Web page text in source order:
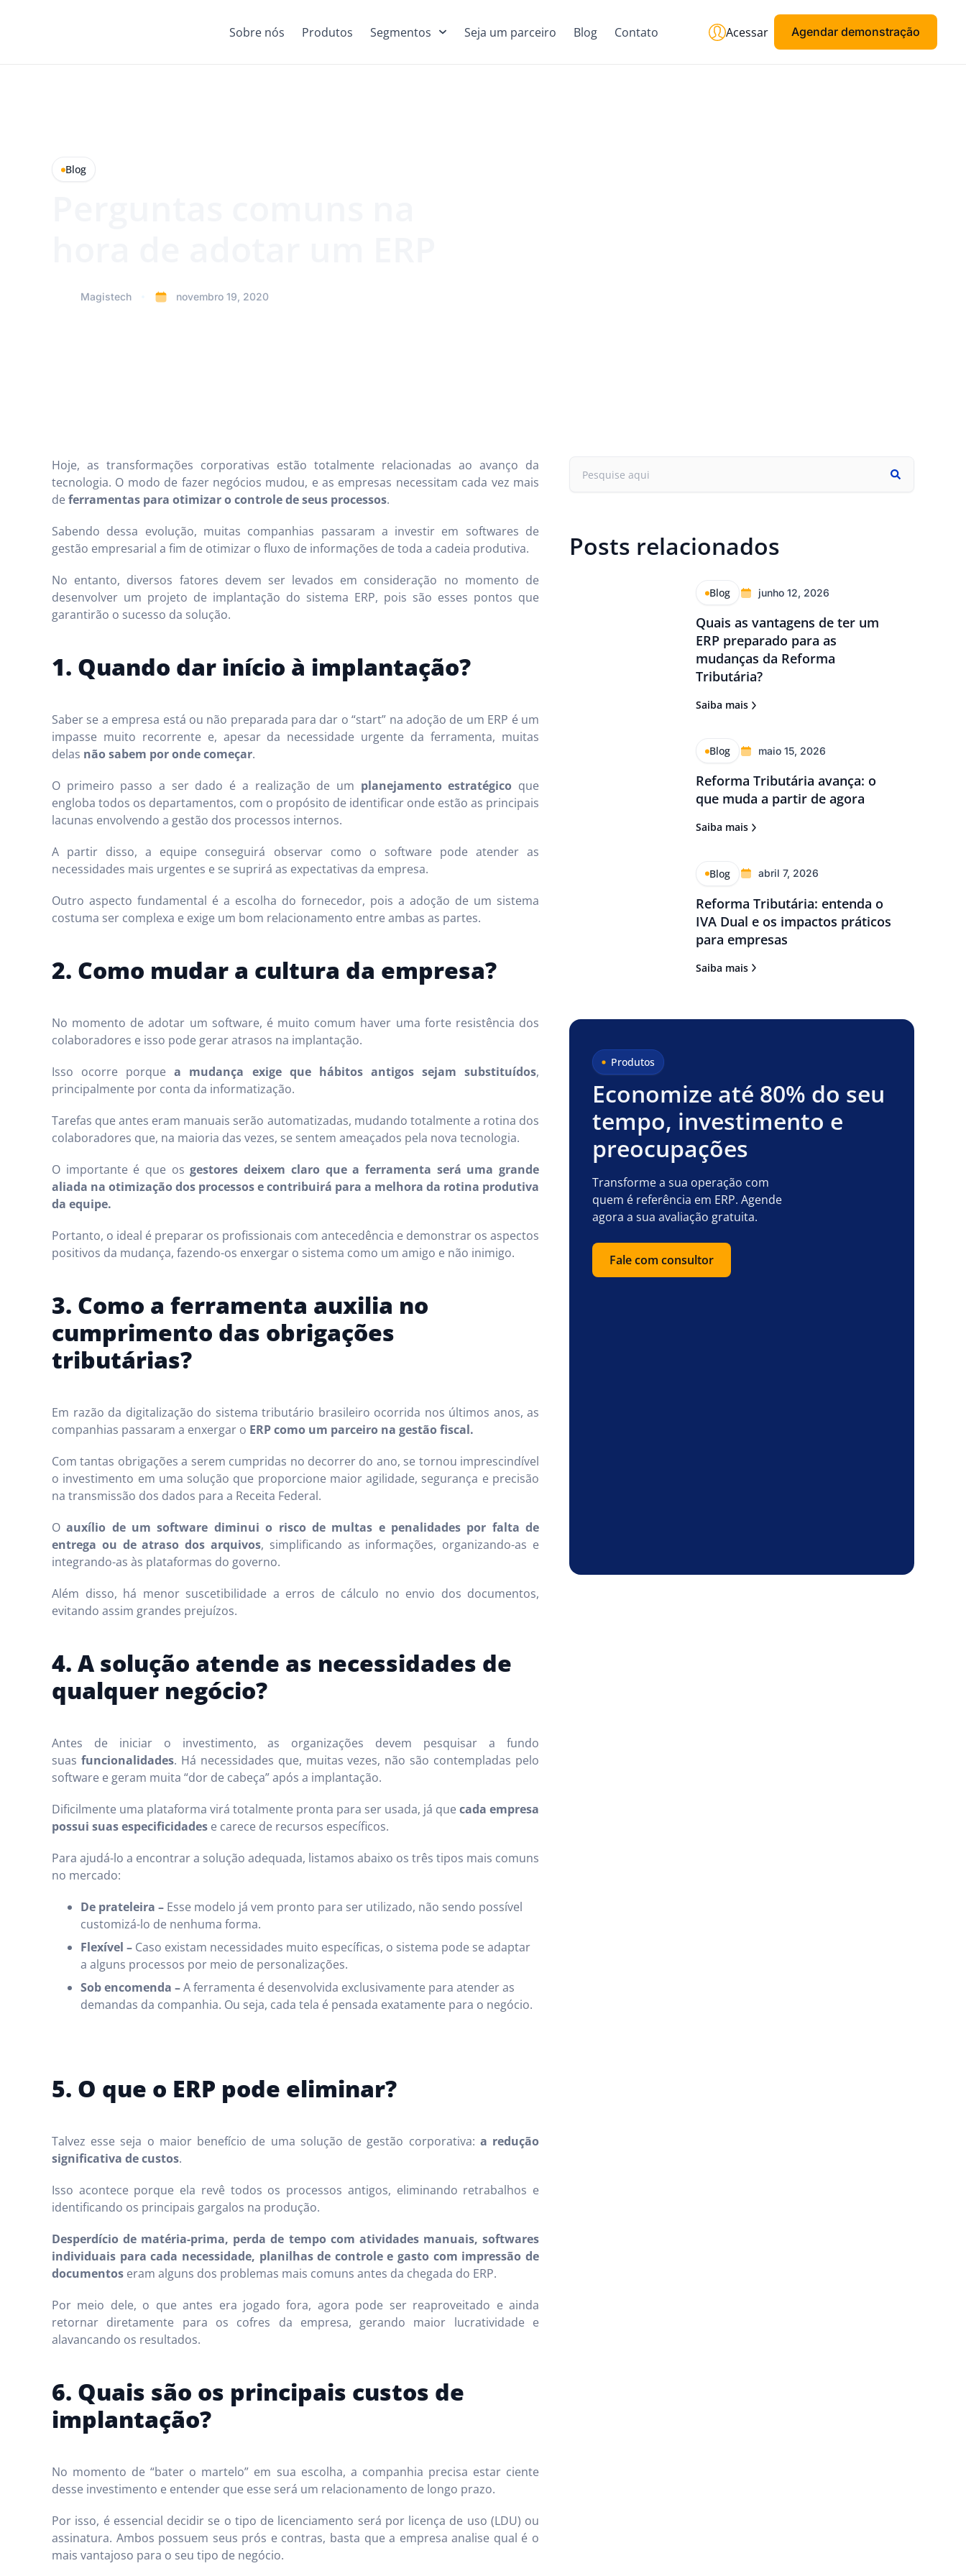
Sobre nós Produtos Segmentos Seja um parceiro Blog Contato Agendar demonstração
Acessar
Blog
Magistech novembro 19, 2020
Hoje, as transformações corporativas estão totalmente relacionadas ao avanço da
tecnologia. O modo de fazer negócios mudou, e as empresas necessitam cada vez mais
deferramentas para otimizar o controle de seus processos.
Sabendo dessa evolução, muitas companhias passaram a investir em softwares de
gestão empresarial a fim de otimizar o fluxo de informações de toda a cadeia produtiva.
No entanto, diversos fatores devem ser levados em consideração no momento de
desenvolver um projeto de implantação do sistema ERP, pois são esses pontos que
garantirão o sucesso da solução.
1. Quando dar início à implantação?
Saber se a empresa está ou não preparada para dar o “start” na adoção de um ERP é um
impasse muito recorrente e, apesar da necessidade urgente da ferramenta, muitas
delas não sabem por onde começar.
O primeiro passo a ser dado é a realização de um planejamento estratégico que
engloba todos os departamentos, com o propósito de identificar onde estão as principais
lacunas envolvendo a gestão dos processos internos.
A partir disso, a equipe conseguirá observar como o software pode atender as
necessidades mais urgentes e se suprirá as expectativas da empresa.
Outro aspecto fundamental é a escolha do fornecedor, pois a adoção de um sistema
costuma ser complexa e exige um bom relacionamento entre ambas as partes.
2. Como mudar a cultura da empresa?
No momento de adotar um software, é muito comum haver uma forte resistência dos
colaboradores e isso pode gerar atrasos na implantação.
Isso ocorre porque a mudança exige que hábitos antigos sejam substituídos,
principalmente por conta da informatização.
Tarefas que antes eram manuais serão automatizadas, mudando totalmente a rotina dos
colaboradores que, na maioria das vezes, se sentem ameaçados pela nova tecnologia.
O importante é que os gestores deixem claro que a ferramenta será uma grande
aliada na otimização dos processos e contribuirá para a melhora da rotina produtiva
da equipe.
Portanto, o ideal é preparar os profissionais com antecedência e demonstrar os aspectos
positivos da mudança, fazendo-os enxergar o sistema como um amigo e não inimigo.
3. Como a ferramenta auxilia no
cumprimento das obrigações
tributárias?
Em razão da digitalização do sistema tributário brasileiro ocorrida nos últimos anos, as
companhias passaram a enxergar o ERP como um parceiro na gestão fiscal.
Com tantas obrigações a serem cumpridas no decorrer do ano, se tornou imprescindível
o investimento em uma solução que proporcione maior agilidade, segurança e precisão
na transmissão dos dados para a Receita Federal.
Oauxílio de um software diminui o risco de multas e penalidades por falta de
entrega ou de atraso dos arquivos, simplificando as informações, organizando-as e
integrando-as às plataformas do governo.
Além disso, há menor suscetibilidade a erros de cálculo no envio dos documentos,
evitando assim grandes prejuízos.
4. A solução atende as necessidades de
qualquer negócio?
Antes de iniciar o investimento, as organizações devem pesquisar a fundo
suas funcionalidades. Há necessidades que, muitas vezes, não são contempladas pelo
software e geram muita “dor de cabeça” após a implantação.
Dificilmente uma plataforma virá totalmente pronta para ser usada, já quecada empresa
possui suas especificidades e carece de recursos específicos.
Para ajudá-lo a encontrar a solução adequada, listamos abaixo os três tipos mais comuns
no mercado:
De prateleira – Esse modelo já vem pronto para ser utilizado, não sendo possível
customizá-lo de nenhuma forma.
Flexível – Caso existam necessidades muito específicas, o sistema pode se adaptar
a alguns processos por meio de personalizações.
Sob encomenda –A ferramenta é desenvolvida exclusivamente para atender as
demandas da companhia. Ou seja, cada tela é pensada exatamente para o negócio.
5. O que o ERP pode eliminar?
Talvez esse seja o maior benefício de uma solução de gestão corporativa: a redução
significativa de custos.
Isso acontece porque ela revê todos os processos antigos, eliminando retrabalhos e
identificando os principais gargalos na produção.
Desperdício de matéria-prima, perda de tempo com atividades manuais, softwares
individuais para cada necessidade, planilhas de controle e gasto com impressão de
documentos eram alguns dos problemas mais comuns antes da chegada do ERP.
Por meio dele, o que antes era jogado fora, agora pode ser reaproveitado e ainda
retornar diretamente para os cofres da empresa, gerando maior lucratividade e
alavancando os resultados.
6. Quais são os principais custos de
implantação?
No momento de “bater o martelo” em sua escolha, a companhia precisa estar ciente
desse investimento e entender que esse será um relacionamento de longo prazo.
Por isso, é essencial decidir se o tipo de licenciamento será por licença de uso (LDU) ou
assinatura. Ambos possuem seus prós e contras, basta que a empresa analise qual é o
mais vantajoso para o seu tipo de negócio.
Posts relacionados
Blog junho 12, 2026
Quais as vantagens de ter um
ERP preparado para as
mudanças da Reforma
Tributária?
Saiba mais
Blog maio 15, 2026
Reforma Tributária avança: o
que muda a partir de agora
Saiba mais
Blog abril 7, 2026
Reforma Tributária: entenda o
IVA Dual e os impactos práticos
para empresas
Saiba mais
Produtos
Economize até 80% do seu
tempo, investimento e
preocupações
Transforme a sua operação com
quem é referência em ERP. Agende
agora a sua avaliação gratuita.
Fale com consultor